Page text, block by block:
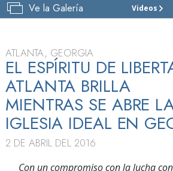
Ve la Galería Videos
IGLESIA
GRAN
ATLANTA, GEORGIA
EL ESPÍRITU DE
ATLANTA BRILLA
MIENTRAS SE ABRE
IGLESIA IDEAL EN
2 DE ABRIL DEL 2016
Con un compromiso con la lucha